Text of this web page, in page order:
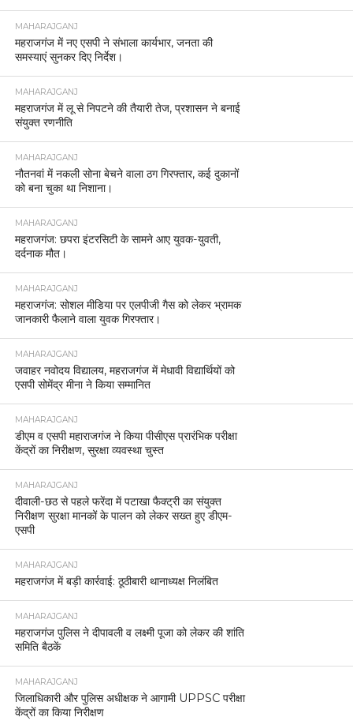
MAHARAJGANJ
महराजगंज में नए एसपी ने संभाला कार्यभार, जनता की
समस्याएं सुनकर दिए निर्देश।
MAHARAJGANJ
महराजगंज में लू से निपटने की तैयारी तेज, प्रशासन ने बनाई
संयुक्त रणनीति
MAHARAJGANJ
नौतनवां में नकली सोना बेचने वाला ठग गिरफ्तार, कई दुकानों
को बना चुका था निशाना।
MAHARAJGANJ
महराजगंज: छपरा इंटरसिटी के सामने आए युवक-युवती,
दर्दनाक मौत।
MAHARAJGANJ
महराजगंज: सोशल मीडिया पर एलपीजी गैस को लेकर भ्रामक
जानकारी फैलाने वाला युवक गिरफ्तार।
MAHARAJGANJ
जवाहर नवोदय विद्यालय, महराजगंज में मेधावी विद्यार्थियों को
एसपी सोमेंद्र मीना ने किया सम्मानित
MAHARAJGANJ
डीएम व एसपी महाराजगंज ने किया पीसीएस प्रारंभिक परीक्षा
केंद्रों का निरीक्षण, सुरक्षा व्यवस्था चुस्त
MAHARAJGANJ
दीवाली-छठ से पहले फरेंदा में पटाखा फैक्ट्री का संयुक्त
निरीक्षण सुरक्षा मानकों के पालन को लेकर सख्त हुए डीएम-
एसपी
MAHARAJGANJ
महराजगंज में बड़ी कार्रवाई: ठूठीबारी थानाध्यक्ष निलंबित
MAHARAJGANJ
महराजगंज पुलिस ने दीपावली व लक्ष्मी पूजा को लेकर की शांति
समिति बैठकें
MAHARAJGANJ
जिलाधिकारी और पुलिस अधीक्षक ने आगामी UPPSC परीक्षा
केंद्रों का किया निरीक्षण